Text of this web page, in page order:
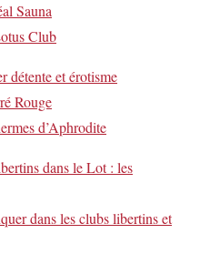
Sauna
Club
détente et érotisme
Rouge
d’Aphrodite
dans le Lot : les
dans les clubs libertins et